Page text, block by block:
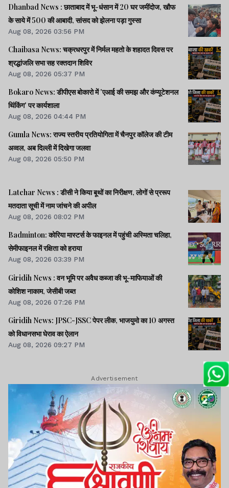
Dhanbad News : छाताबाद में भू-धंसान में 20 घर जमींदोज, खौफ
के साये में 500 की आबादी, सांसद को झेलना पड़ा गुस्सा
Aug 08, 2026 03:56 PM
Chaibasa News: चक्रधरपुर में निर्मल महतो के शहादत दिवस पर
श्रद्धांजलि सभा सह रक्तदान शिविर
Aug 08, 2026 05:37 PM
Bokaro News: डीपीएस बोकारो में 'एआई की समझ और कंप्यूटेशनल
थिंकिंग' पर कार्यशाला
Aug 08, 2026 04:44 PM
Gumla News: राज्य स्तरीय प्रतियोगिता में चैनपुर कॉलेज की टीम
अव्वल, अब दिल्ली में दिखेगा जलवा
Aug 08, 2026 05:50 PM
Latehar News : डीसी ने किया बूथों का निरीक्षण, लोगों से प्ररूप
मतदाता सूची में नाम जांचने की अपील
Aug 08, 2026 08:02 PM
Badminton: कोरिया मास्टर्स के फाइनल में पहुंची अस्मिता चलिहा,
सेमीफाइनल में रक्षिता को हराया
Aug 08, 2026 03:39 PM
Giridih News : वन भूमि पर अवैध कब्जा की भू-माफियाओं की
कोशिश नाकाम, जेसीबी जब्त
Aug 08, 2026 07:26 PM
Giridih News: JPSC-JSSC पेपर लीक, भाजयुमो का 10 अगस्त
को विधानसभा घेराव का ऐलान
Aug 08, 2026 09:27 PM
Advertisement